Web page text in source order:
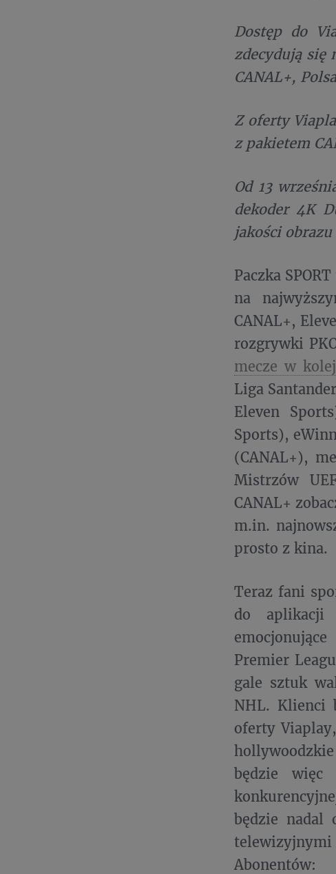
Dostęp do
zdecydują się
CANAL+,
Z oferty
z pakietem
Od 13
dekoder 4K
jakości
Paczka
na
CANAL+,
rozgrywki
mecze w
Liga
Eleven
Sports),
(CANAL+),
Mistrzów
CANAL+
m.in.
prosto z kina.
Teraz fani
do aplikacji
Premier
gale sztuk
NHL. Klienci
oferty
będzie więc
będzie nadal
Abonentów: